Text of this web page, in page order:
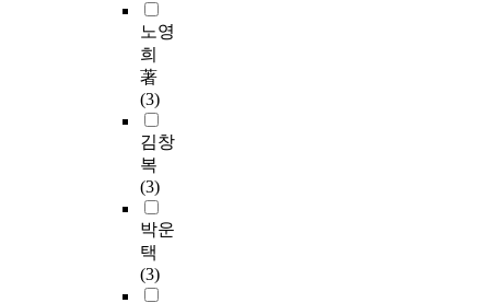
노영
희
著
(3)
김창
복
(3)
박운
택
(3)